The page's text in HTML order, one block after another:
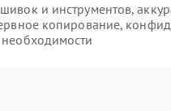
и инструментов,
копирование,